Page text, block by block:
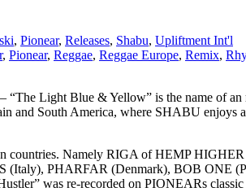
, Pionear, Releases, Shabu, Upliftment Int'l
, Pionear, Reggae, Reggae Europe, Remix,
Light Blue & Yellow” is the name of an
and South America, where SHABU enjoys
countries. Namely RIGA of HEMP
(Italy), PHARFAR (Denmark), BOB ONE
was re-recorded on PIONEARs classic